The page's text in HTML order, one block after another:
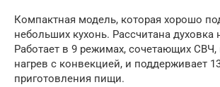
Компактная модель, которая хорошо
небольших кухонь. Рассчитана духовка
Работает в 9 режимах, сочетающих СВЧ,
нагрев с конвекцией, и поддерживает
приготовления пищи.